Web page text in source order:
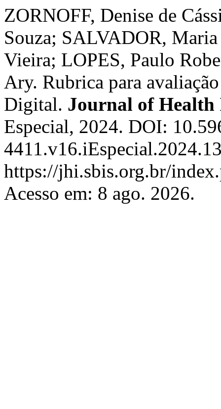
ZORNOFF, Denise de
Souza; SALVADOR,
Vieira; LOPES, Paulo
Ary. Rubrica para
Digital. Journal of
Especial, 2024. DOI:
https://jhi.sbis.org.br/
Acesso em: 8 ago. 2026.